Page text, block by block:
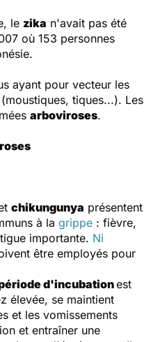
le zika n'avait pas été
où 153 personnes
ayant pour vecteur les
tiques...). Les
arboviroses.
chikungunya présentent
à la grippe : fièvre,
importante. Ni
être employés pour
d'incubationest
élevée, se maintient
et les vomissements
et entraîner une